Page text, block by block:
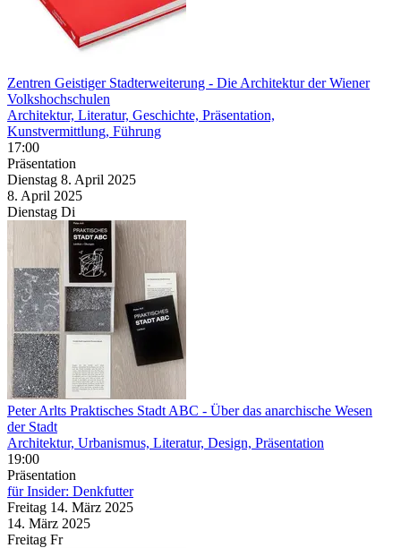
Zentren Geistiger Stadterweiterung - Die Architektur der Wiener
Volkshochschulen
Architektur, Literatur, Geschichte, Präsentation,
Kunstvermittlung, Führung
17:00
Präsentation
Dienstag 8. April 2025
8. April 2025
Dienstag Di
Peter Arlts Praktisches Stadt ABC - Über das anarchische Wesen
der Stadt
Architektur, Urbanismus, Literatur, Design, Präsentation
19:00
Präsentation
für Insider: Denkfutter
Freitag 14. März 2025
14. März 2025
Freitag Fr